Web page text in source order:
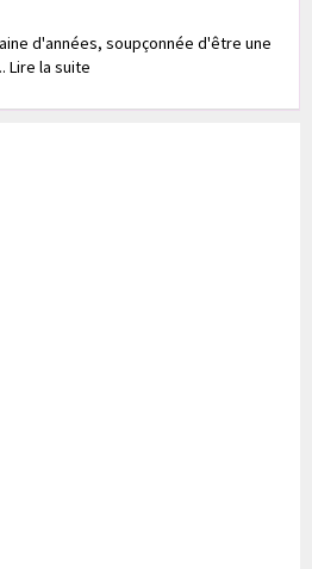
d'années, soupçonnée d'être une
Lire la suite